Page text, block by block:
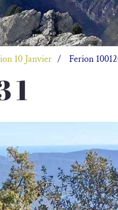
10 Janvier Ferion
1